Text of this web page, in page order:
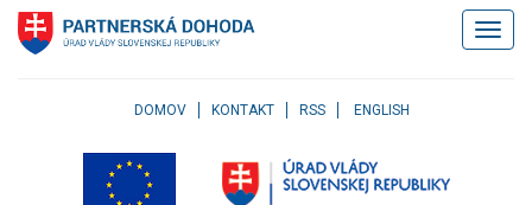
Klávesové
skratky
Skočiť
DOMOV KONTAKT RSS ENGLISH